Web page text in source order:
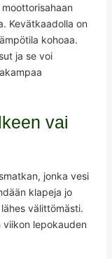
Kevätkaadolla on
kohoaa.
ja se voi
vai
jonka vesi
klapeja jo
välittömästi.
viikon lepokauden